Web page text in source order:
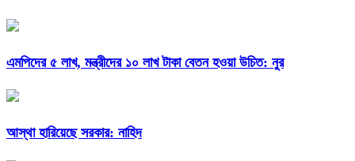
এমপিদের ৫ লাখ, মন্ত্রীদের ১০ লাখ টাকা বেতন হওয়া উচিত: নুর
আস্থা হারিয়েছে সরকার: নাহিদ